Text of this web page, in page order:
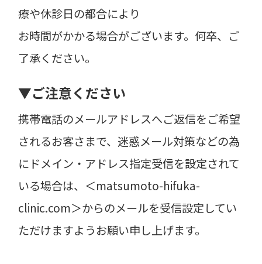
療や休診日の都合により
お時間がかかる場合がございます。何卒、ご
了承ください。
▼ご注意ください
携帯電話のメールアドレスへご返信をご希望
されるお客さまで、迷惑メール対策などの為
にドメイン・アドレス指定受信を設定されて
いる場合は、＜matsumoto-hifuka-
clinic.com＞からのメールを受信設定してい
ただけますようお願い申し上げます。